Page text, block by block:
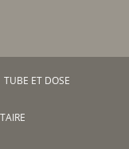
TUBE ET DOSE